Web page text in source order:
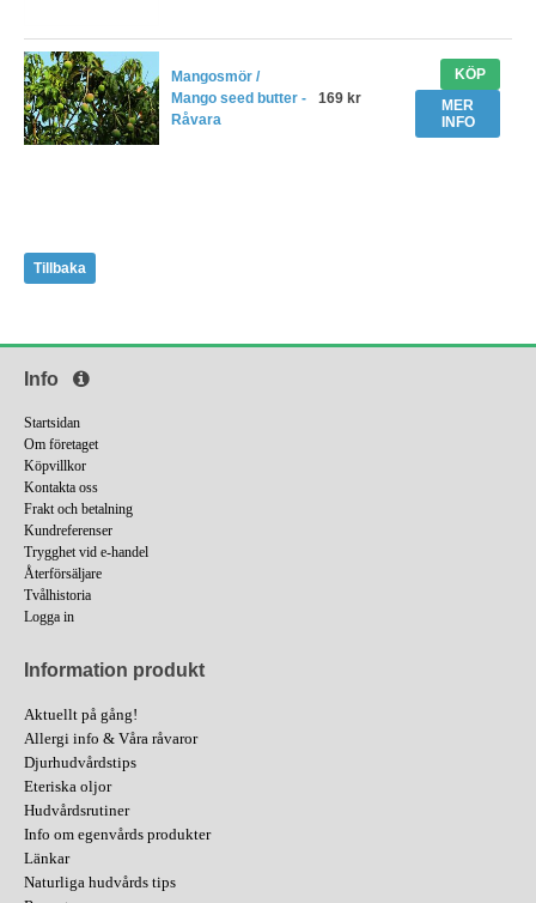
Mangosmör /
Mango seed butter -
Råvara
169 kr
KÖP
MER
INFO
Tillbaka
Info
Startsidan
Om företaget
Köpvillkor
Kontakta oss
Frakt och betalning
Kundreferenser
Trygghet vid e-handel
Återförsäljare
Tvålhistoria
Logga in
Information produkt
Aktuellt på gång!
Allergi info & Våra råvaror
Djurhudvårdstips
Eteriska oljor
Hudvårdsrutiner
Info om egenvårds produkter
Länkar
Naturliga hudvårds tips